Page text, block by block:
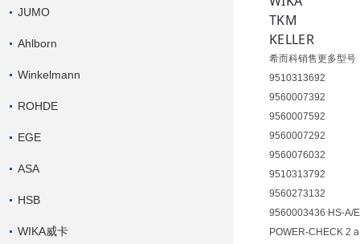
JUMO
Ahlborn
Winkelmann
ROHDE
EGE
ASA
HSB
WIKA威卡
TKM
KELLER
希而科销售更多型号
9510313692
9560007392
9560007592
9560007292
9560076032
9510313792
9560273132
9560003436 HS-A/
POWER-CHECK 2